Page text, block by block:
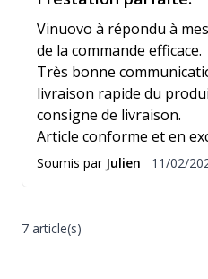
Vinuovo à répondu à
de la commande efficace.
Très bonne
livraison rapide du
consigne de livraison.
Article conforme et en
Soumis par Julien 11 février
11/02/
7 article(s)